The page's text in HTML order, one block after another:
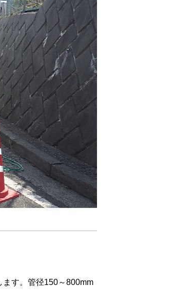
す。管径150～800mm